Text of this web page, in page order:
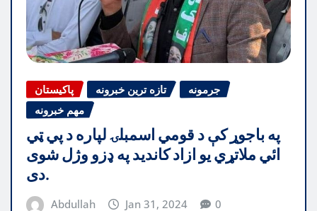
پاکیستان تازه ترین خبرونه
جرمونه
مهم خبرونه
په باجوړ کې د قومي اسمبلۍ لپاره د پي ټي
ائي ملاتړي يو ازاد کانديد په ډزو وژل شوى
دى.
Abdullah Jan 31, 2024 0